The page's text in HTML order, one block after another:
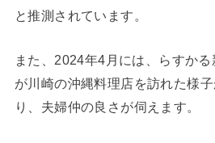
と推測されています。
また、2024年4月には、らすか
が川崎の沖縄料理店を訪れた様
り、夫婦仲の良さが伺えます。